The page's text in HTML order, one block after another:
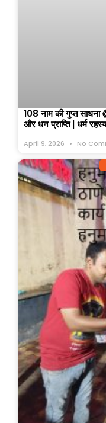
108 नाम की गुप्त साधना
और धन प्राप्ति | धर्म रहस्य
April 9, 2026 No